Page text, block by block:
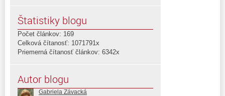
Štatistiky blogu
Počet článkov: 169
Celková čítanosť: 1071791x
Priemerná čítanosť článkov: 6342x
Autor blogu
Gabriela Závacká